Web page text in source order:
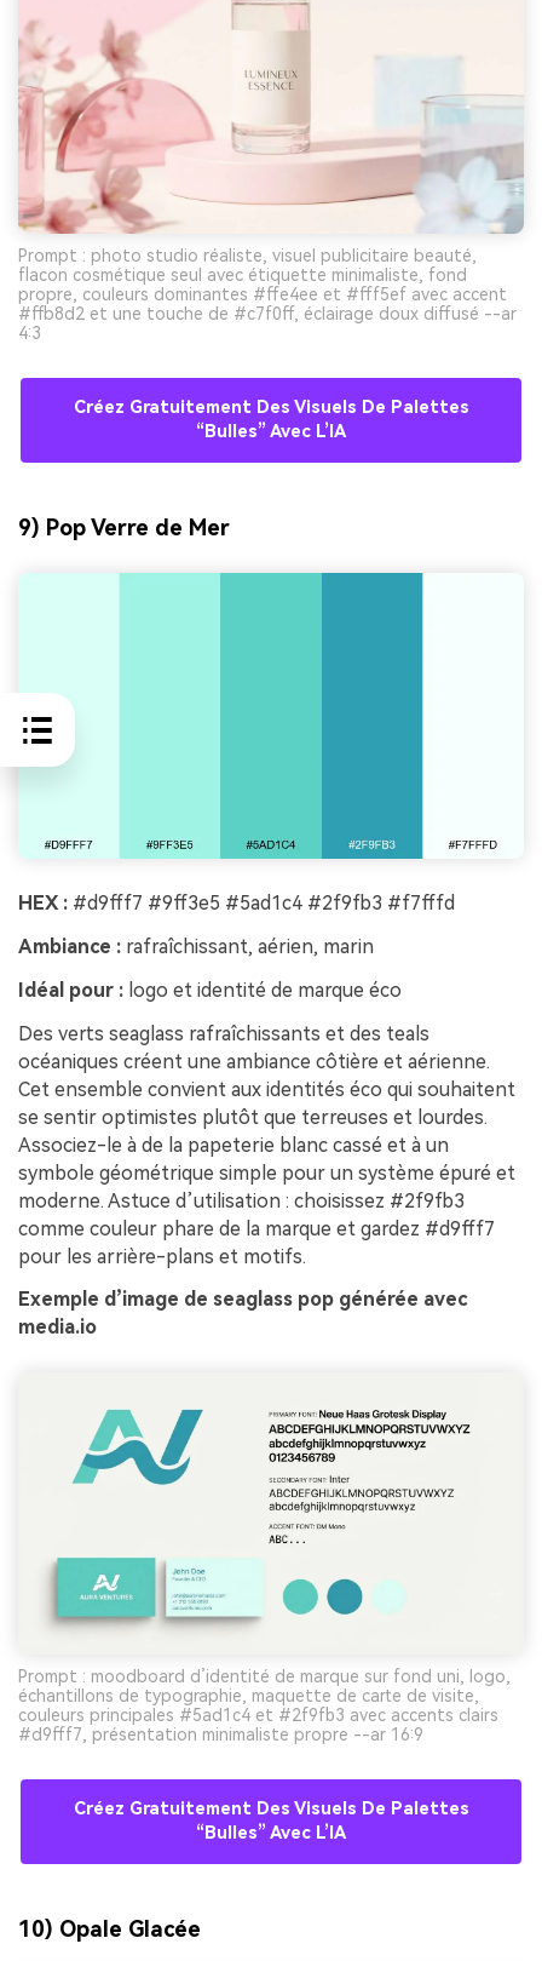
Prompt : photo studio réaliste, visuel publicitaire beauté,
flacon cosmétique seul avec étiquette minimaliste, fond
propre, couleurs dominantes #ffe4ee et #fff5ef avec accent
#ffb8d2 et une touche de #c7f0ff, éclairage doux diffusé --ar
4:3
Créez Gratuitement Des Visuels De Palettes
“bulles” Avec L’IA
9) Pop Verre de Mer
HEX : #d9fff7 #9ff3e5 #5ad1c4 #2f9fb3 #f7fffd
Ambiance : rafraîchissant, aérien, marin
Idéal pour : logo et identité de marque éco
Des verts seaglass rafraîchissants et des teals
océaniques créent une ambiance côtière et aérienne.
Cet ensemble convient aux identités éco qui souhaitent
se sentir optimistes plutôt que terreuses et lourdes.
Associez-le à de la papeterie blanc cassé et à un
symbole géométrique simple pour un système épuré et
moderne. Astuce d’utilisation : choisissez #2f9fb3
comme couleur phare de la marque et gardez #d9fff7
pour les arrière-plans et motifs.
Exemple d’image de seaglass pop générée avec
media.io
Prompt : moodboard d’identité de marque sur fond uni, logo,
échantillons de typographie, maquette de carte de visite,
couleurs principales #5ad1c4 et #2f9fb3 avec accents clairs
#d9fff7, présentation minimaliste propre --ar 16:9
Créez Gratuitement Des Visuels De Palettes
“bulles” Avec L’IA
10) Opale Glacée